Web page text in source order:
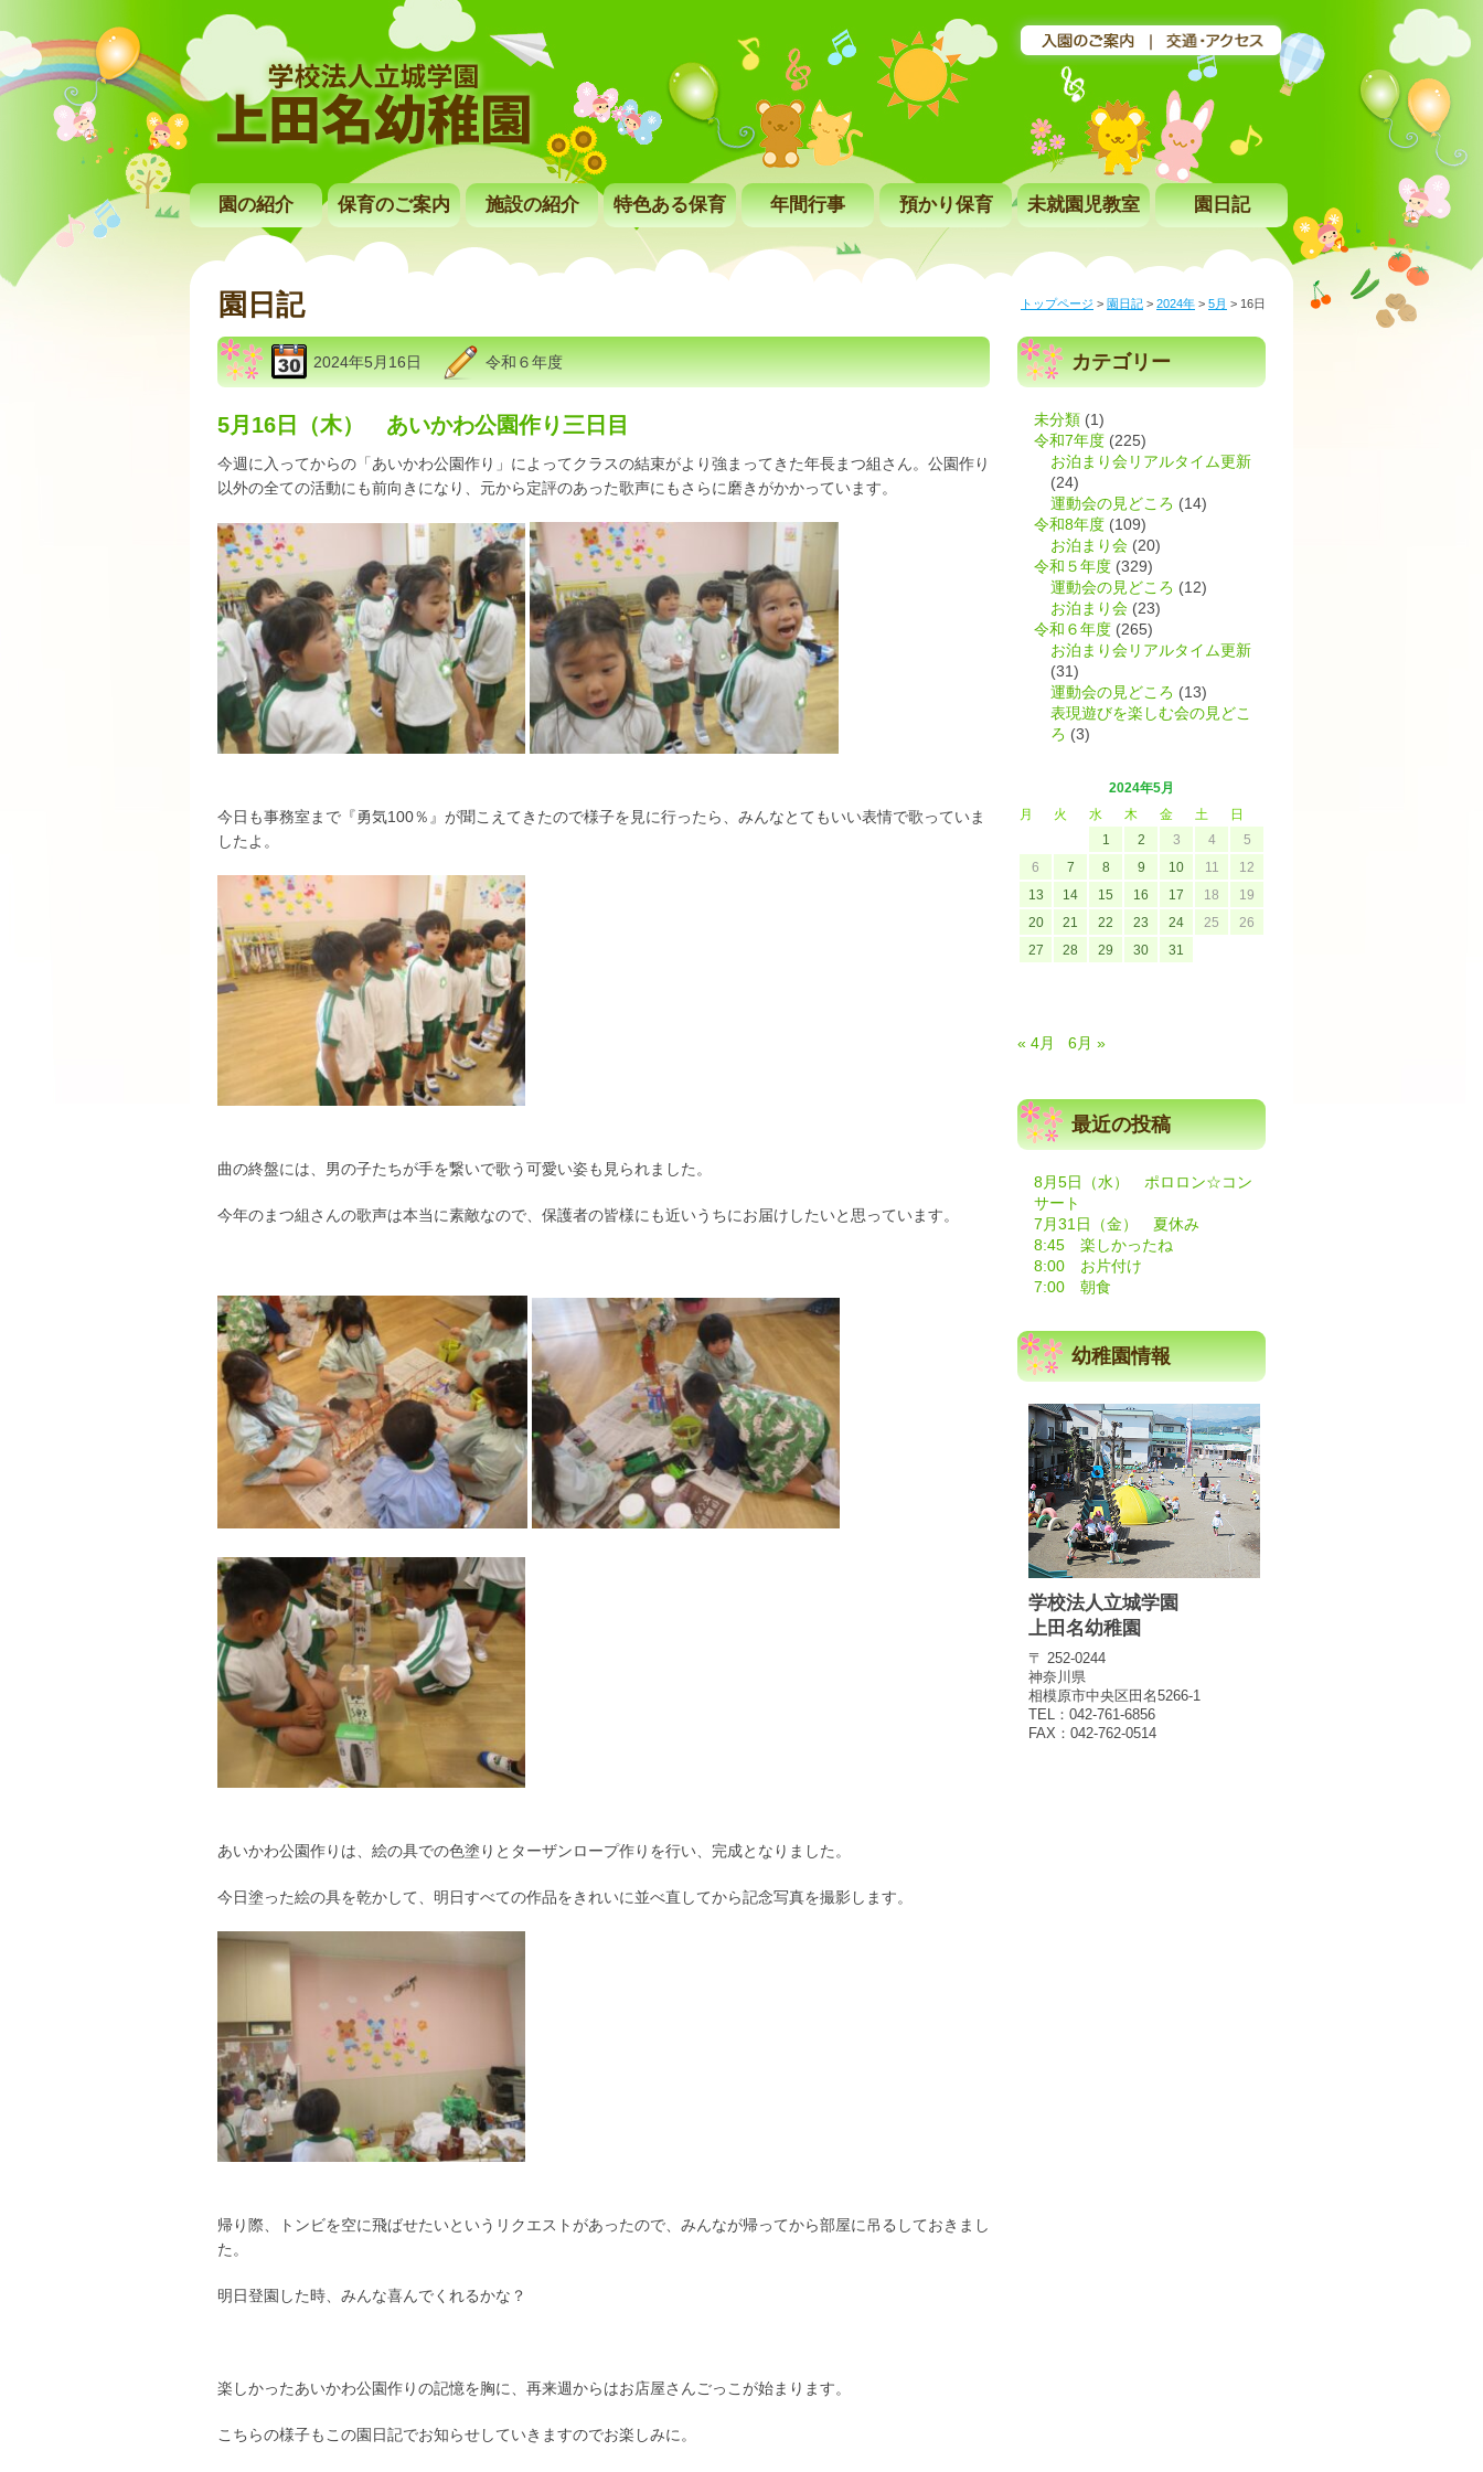
園の紹介 保育のご案内 施設の紹介 特色ある保育 年間行事 預かり保育 未就園児教室 園日記
園日記 トップページ > 園日記 > 2024年 > 5月 > 16日
2024年5月16日 令和６年度
5月16日（木） あいかわ公園作り三日目
今週に入ってからの「あいかわ公園作り」によってクラスの結束がより強まってきた年長まつ組さん。公園作り
以外の全ての活動にも前向きになり、元から定評のあった歌声にもさらに磨きがかかっています。
今日も事務室まで『勇気100％』が聞こえてきたので様子を見に行ったら、みんなとてもいい表情で歌っていま
したよ。
曲の終盤には、男の子たちが手を繋いで歌う可愛い姿も見られました。
今年のまつ組さんの歌声は本当に素敵なので、保護者の皆様にも近いうちにお届けしたいと思っています。
あいかわ公園作りは、絵の具での色塗りとターザンロープ作りを行い、完成となりました。
今日塗った絵の具を乾かして、明日すべての作品をきれいに並べ直してから記念写真を撮影します。
帰り際、トンビを空に飛ばせたいというリクエストがあったので、みんなが帰ってから部屋に吊るしておきまし
た。
明日登園した時、みんな喜んでくれるかな？
楽しかったあいかわ公園作りの記憶を胸に、再来週からはお店屋さんごっこが始まります。
こちらの様子もこの園日記でお知らせしていきますのでお楽しみに。
カテゴリー
未分類 (1)
令和7年度 (225)
お泊まり会リアルタイム更新
(24)
運動会の見どころ (14)
令和8年度 (109)
お泊まり会 (20)
令和５年度 (329)
運動会の見どころ (12)
お泊まり会 (23)
令和６年度 (265)
お泊まり会リアルタイム更新
(31)
運動会の見どころ (13)
表現遊びを楽しむ会の見どこ
ろ (3)
2024年5月
月
火 水 木 金 土
日
1
2 3 4
5
6
7 8 9 10 11
12
13
14 15 16 17 18
19
20
21 22 23 24 25
26
27
28 29 30 31
« 4月 6月 »
最近の投稿
8月5日（水） ポロロン☆コン
サート
7月31日（金） 夏休み
8:45 楽しかったね
8:00 お片付け
7:00 朝食
幼稚園情報
学校法人立城学園
上田名幼稚園
〒 252-0244
神奈川県
相模原市中央区田名5266-1
TEL：042-761-6856
FAX：042-762-0514